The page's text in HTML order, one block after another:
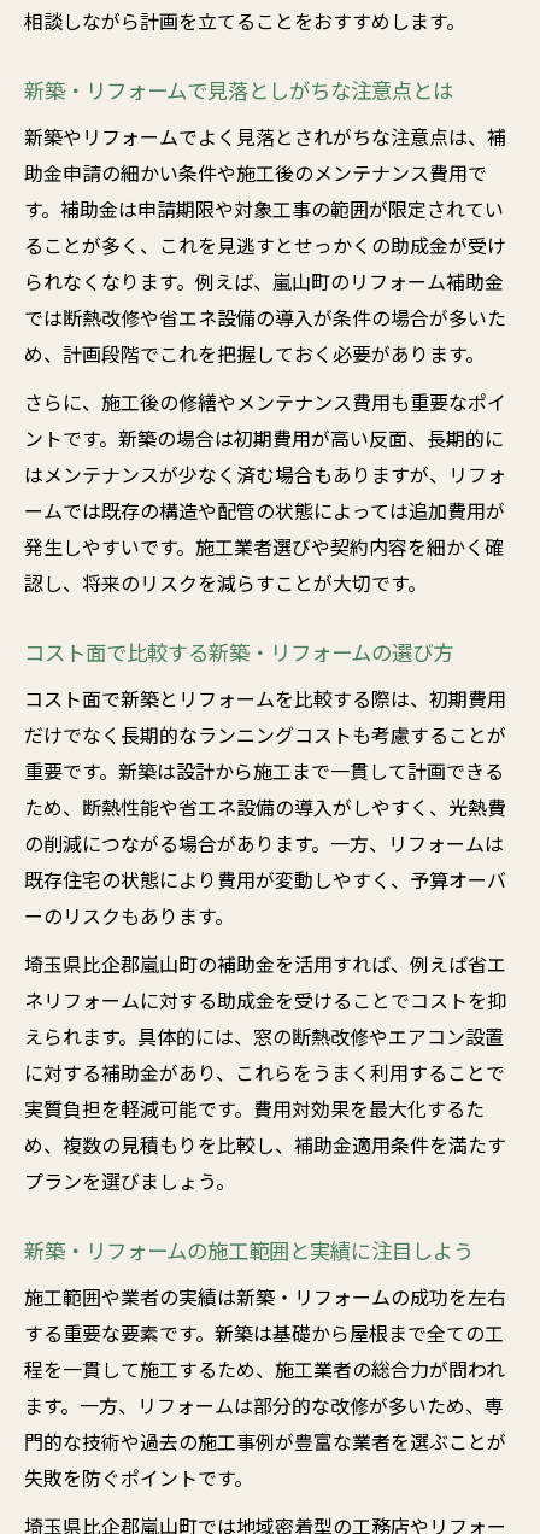
相談しながら計画を立てることをおすすめします。
新築・リフォームで見落としがちな注意点とは
新築やリフォームでよく見落とされがちな注意点は、補
助金申請の細かい条件や施工後のメンテナンス費用で
す。補助金は申請期限や対象工事の範囲が限定されてい
ることが多く、これを見逃すとせっかくの助成金が受け
られなくなります。例えば、嵐山町のリフォーム補助金
では断熱改修や省エネ設備の導入が条件の場合が多いた
め、計画段階でこれを把握しておく必要があります。
さらに、施工後の修繕やメンテナンス費用も重要なポイ
ントです。新築の場合は初期費用が高い反面、長期的に
はメンテナンスが少なく済む場合もありますが、リフォ
ームでは既存の構造や配管の状態によっては追加費用が
発生しやすいです。施工業者選びや契約内容を細かく確
認し、将来のリスクを減らすことが大切です。
コスト面で比較する新築・リフォームの選び方
コスト面で新築とリフォームを比較する際は、初期費用
だけでなく長期的なランニングコストも考慮することが
重要です。新築は設計から施工まで一貫して計画できる
ため、断熱性能や省エネ設備の導入がしやすく、光熱費
の削減につながる場合があります。一方、リフォームは
既存住宅の状態により費用が変動しやすく、予算オーバ
ーのリスクもあります。
埼玉県比企郡嵐山町の補助金を活用すれば、例えば省エ
ネリフォームに対する助成金を受けることでコストを抑
えられます。具体的には、窓の断熱改修やエアコン設置
に対する補助金があり、これらをうまく利用することで
実質負担を軽減可能です。費用対効果を最大化するた
め、複数の見積もりを比較し、補助金適用条件を満たす
プランを選びましょう。
新築・リフォームの施工範囲と実績に注目しよう
施工範囲や業者の実績は新築・リフォームの成功を左右
する重要な要素です。新築は基礎から屋根まで全ての工
程を一貫して施工するため、施工業者の総合力が問われ
ます。一方、リフォームは部分的な改修が多いため、専
門的な技術や過去の施工事例が豊富な業者を選ぶことが
失敗を防ぐポイントです。
埼玉県比企郡嵐山町では地域密着型の工務店やリフォー